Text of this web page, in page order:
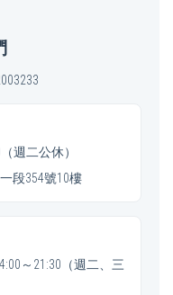
週二公休）
段354號10樓
～21:30（週二、三